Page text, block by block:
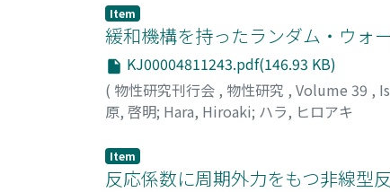
Item
緩和機構を持ったランダム・ウォ
KJ00004811243.pdf(146.93 KB)
( 物性研究刊行会 , 物性研究 , Volume 39 ,
原, 啓明; Hara, Hiroaki; ハラ, ヒロアキ
Item
反応係数に周期外力をもつ非線型